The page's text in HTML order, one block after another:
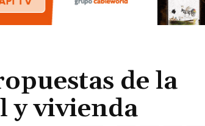
de la
y vivienda